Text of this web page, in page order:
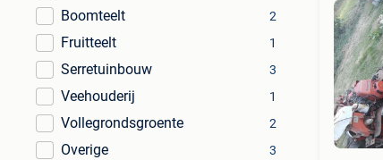
Boomteelt 2
Fruitteelt 1
Serretuinbouw 3
Veehouderij 1
Vollegrondsgroente 2
Overige 3